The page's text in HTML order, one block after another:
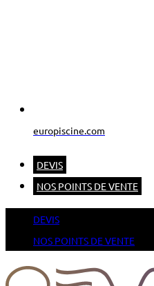
europiscine.com
DEVIS
NOS POINTS DE VENTE
DEVIS
NOS POINTS DE VENTE